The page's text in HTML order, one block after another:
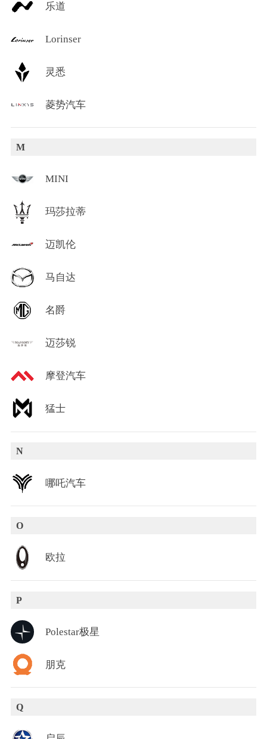
乐道
Lorinser
灵悉
菱势汽车
M
MINI
玛莎拉蒂
迈凯伦
马自达
名爵
迈莎锐
摩登汽车
猛士
N
哪吒汽车
O
欧拉
P
Polestar极星
朋克
Q